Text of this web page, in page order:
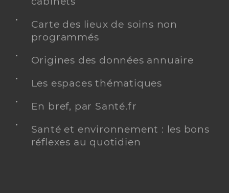
Carte des lieux de soins non
programmés
Origines des données annuaire
Les espaces thématiques
En bref, par Santé.fr
Santé et environnement : les bons
réflexes au quotidien